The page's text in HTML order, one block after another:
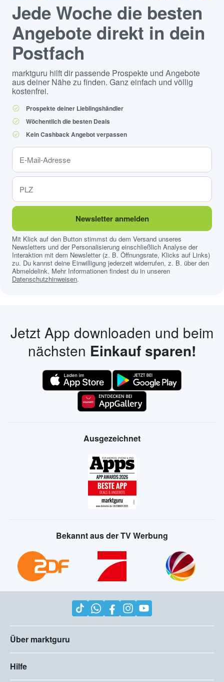
Jede Woche die besten
Angebote direkt in dein
Postfach
marktguru hilft dir passende Prospekte und Angebote
aus deiner Nähe zu finden. Ganz einfach und völlig
kostenfrei.
Prospekte deiner Lieblingshändler
Wöchentlich die besten Deals
Kein Cashback Angebot verpassen
Newsletter anmelden
Mit Klick auf den Button stimmst du dem Versand unseres
Newsletters und der Personalisierung einschließlich Analyse der
Interaktion mit dem Newsletter (z. B. Öffnungsrate, Klicks auf Links)
zu. Du kannst deine Einwilligung jederzeit widerrufen, z. B. über den
Abmeldelink. Mehr Informationen findest du in unseren
Datenschutzhinweisen.
Jetzt App downloaden und beim
nächsten Einkauf sparen!
Ausgezeichnet
Bekannt aus der TV Werbung
Über marktguru
Hilfe